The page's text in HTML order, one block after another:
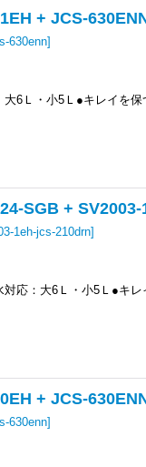
+ JCS-
630enn]
大6Ｌ・小5Ｌ●キレイを
SGB +
1eh-jcs-210drn]
対応：大6Ｌ・小5Ｌ●キ
+ JCS-
630enn]